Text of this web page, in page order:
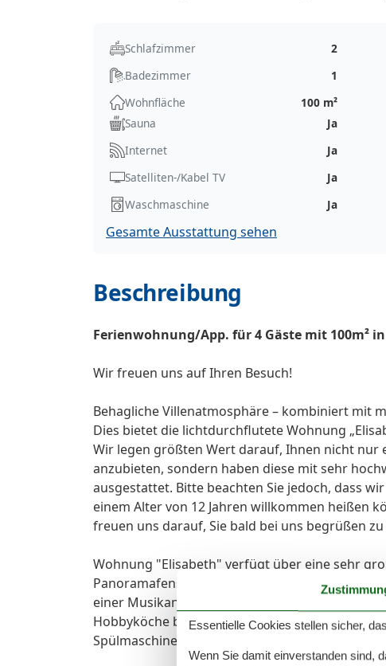
Schlafzimmer
2
Badezimmer
1
Wohnfläche
100 m²
Sauna
Ja
Internet
Ja
Satelliten-/Kabel TV
Ja
Waschmaschine
Ja
Gesamte Ausstattung sehen
Beschreibung
Ferienwohnung/App. für 4 Gäste mit 100m²
Wir freuen uns auf Ihren Besuch!
Behagliche Villenatmosphäre – kombiniert mit
Dies bietet die lichtdurchflutete Wohnung
Wir legen größten Wert darauf, Ihnen nicht
anzubieten, sondern haben diese mit sehr
ausgestattet. Bitte beachten Sie jedoch, dass
einem Alter von 12 Jahren willkommen heißen
freuen uns darauf, Sie bald bei uns begrüßen
Wohnung "Elisabeth" verfügt über eine sehr
Panoramafenstern. Der Wohnbereich ist mit
einer Musikanlage ausgestattet. Der
Hobbyköche benötigen. Der Küchenbereich
Spülmaschine, Backofen, Toaster,
Essentielle Cookies stellen sicher,
Wenn Sie damit einverstanden sind,